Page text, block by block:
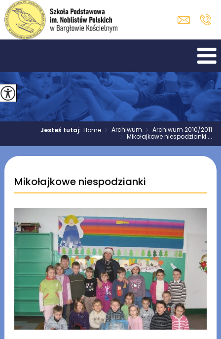
Jesteś tutaj:Home > Archiwum > Archiwum 2010/2011
> Mikołajkowe niespodzianki ...
Mikołajkowe niespodzianki